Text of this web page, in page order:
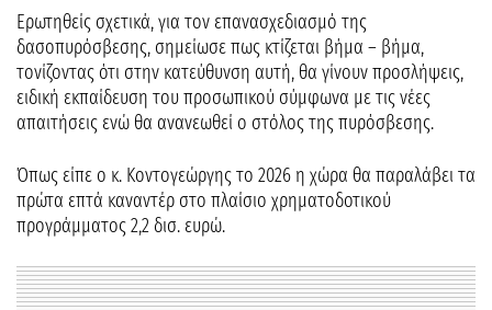
Ερωτηθείς σχετικά, για τον επανασχεδιασμό της
δασοπυρόσβεσης, σημείωσε πως κτίζεται βήμα – βήμα,
τονίζοντας ότι στην κατεύθυνση αυτή, θα γίνουν προσλήψεις,
ειδική εκπαίδευση του προσωπικού σύμφωνα με τις νέες
απαιτήσεις ενώ θα ανανεωθεί ο στόλος της πυρόσβεσης.
Όπως είπε ο κ. Κοντογεώργης το 2026 η χώρα θα παραλάβει τα
πρώτα επτά καναντέρ στο πλαίσιο χρηματοδοτικού
προγράμματος 2,2 δισ. ευρώ.